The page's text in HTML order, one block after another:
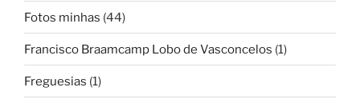
Fotos minhas (44)
Francisco Braamcamp Lobo de Vasconcelos (1)
Freguesias (1)